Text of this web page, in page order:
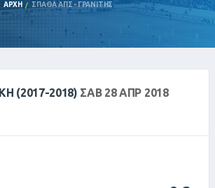
ΑΡΧΉ ΣΠΑΘΑ ΑΠΣ - ΓΡΑΝΙΤΗΣ
(2017-2018) ΣΑΒ 28 ΑΠΡ 2018